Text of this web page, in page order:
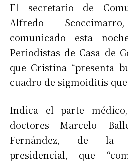
El secretario de
Alfredo
comunicado esta
Periodistas de Casa de
que Cristina “presenta
cuadro de sigmoiditis que
Indica el parte
doctores Marcelo
Fernández, de la
presidencial, que